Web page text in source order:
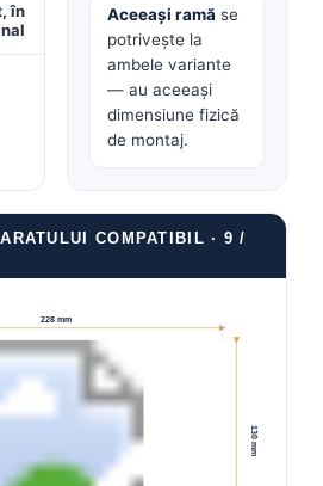
în
Aceeași ramă se
potrivește la
ambele variante
— au aceeași
dimensiune fizică
de montaj.
COMPATIBIL · 9 /
228 mm
130 mm